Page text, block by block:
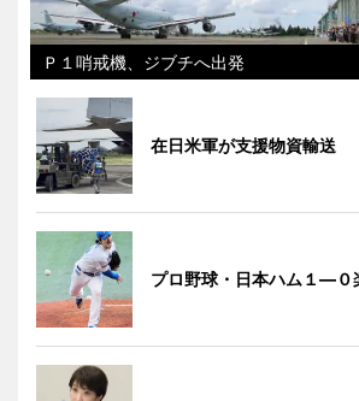
Ｐ１哨戒機、ジブチへ出発
在日米軍が支援物資輸送
プロ野球・日本ハム１―０